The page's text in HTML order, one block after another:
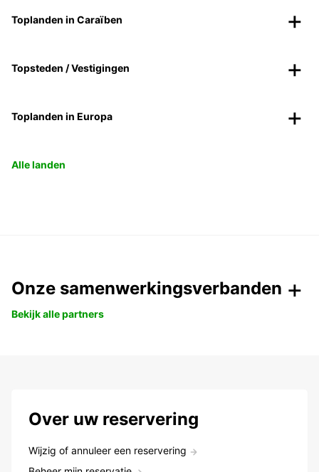
Toplanden in Caraïben
Topsteden / Vestigingen
Toplanden in Europa
Alle landen
Onze samenwerkingsverbanden
Bekijk alle partners
Over uw reservering
Wijzig of annuleer een reservering